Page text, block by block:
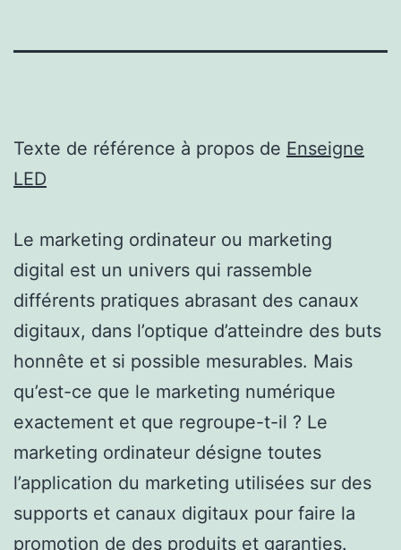
Texte de référence à propos de Enseigne
LED
Le marketing ordinateur ou marketing
digital est un univers qui rassemble
différents pratiques abrasant des canaux
digitaux, dans l’optique d’atteindre des buts
honnête et si possible mesurables. Mais
qu’est-ce que le marketing numérique
exactement et que regroupe-t-il ? Le
marketing ordinateur désigne toutes
l’application du marketing utilisées sur des
supports et canaux digitaux pour faire la
promotion de des produits et garanties.